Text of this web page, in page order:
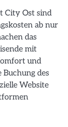
City Ost sind
ab nur
das
mit
und
des
Website